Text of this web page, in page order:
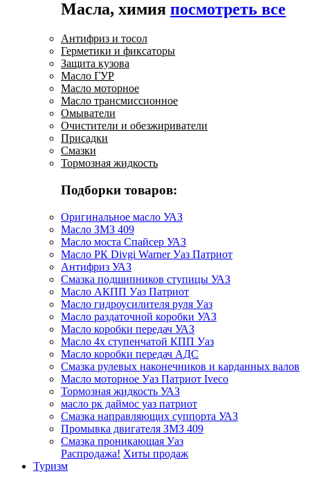
Масла, химия посмотреть все
Антифриз и тосол
Герметики и фиксаторы
Защита кузова
Масло ГУР
Масло моторное
Масло трансмиссионное
Омыватели
Очистители и обезжириватели
Присадки
Смазки
Тормозная жидкость
Подборки товаров:
Оригинальное масло УАЗ
Масло ЗМЗ 409
Масло моста Спайсер УАЗ
Масло РК Divgi Warner Уаз Патриот
Антифриз УАЗ
Смазка подшипников ступицы УАЗ
Масло АКПП Уаз Патриот
Масло гидроусилителя руля Уаз
Масло раздаточной коробки УАЗ
Масло коробки передач УАЗ
Масло 4х ступенчатой КПП Уаз
Масло коробки передач АДС
Смазка рулевых наконечников и карданных валов
Масло моторное Уаз Патриот Iveco
Тормозная жидкость УАЗ
масло рк даймос уаз патриот
Смазка направляющих суппорта УАЗ
Промывка двигателя ЗМЗ 409
Смазка проникающая Уаз
Распродажа! Хиты продаж
Туризм